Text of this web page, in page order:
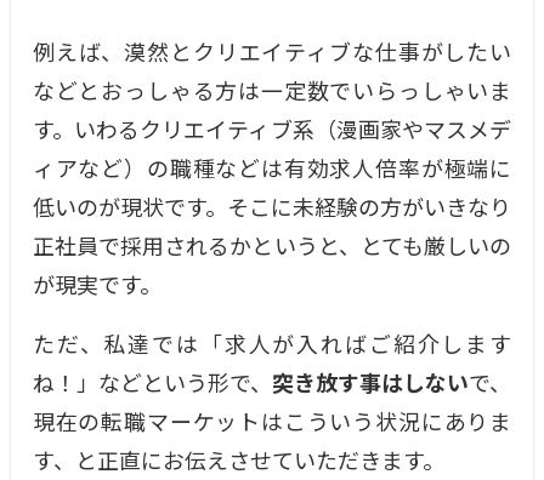
例えば、漠然とクリエイティブな仕事がしたい
などとおっしゃる方は一定数でいらっしゃいま
す。いわるクリエイティブ系（漫画家やマスメデ
ィアなど）の職種などは有効求人倍率が極端に
低いのが現状です。そこに未経験の方がいきなり
正社員で採用されるかというと、とても厳しいの
が現実です。
ただ、私達では「求人が入ればご紹介します
ね！」などという形で、 突き放す事はしないで、
現在の転職マーケットはこういう状況にありま
す、と正直にお伝えさせていただきます。